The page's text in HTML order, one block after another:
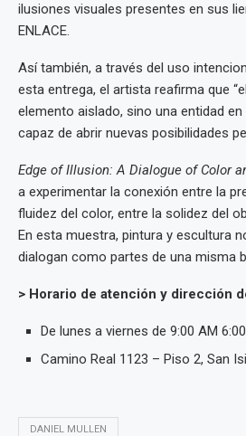
ilusiones visuales presentes en sus
ENLACE.
Así también, a través del uso
esta entrega, el artista reafirma que
elemento aislado, sino una entidad
capaz de abrir nuevas posibilidades
Edge of Illusion: A Dialogue of Color
a experimentar la conexión entre la
fluidez del color, entre la solidez del
En esta muestra, pintura y escultura
dialogan como partes de una misma
> Horario de atención y dirección
De lunes a viernes de 9:00 AM
Camino Real 1123 – Piso 2, San
DANIEL MULLEN